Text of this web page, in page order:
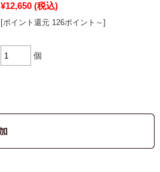
¥12,650 (税込)
[ポイント還元 126ポイント～]
個